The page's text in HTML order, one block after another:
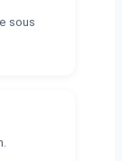
sous